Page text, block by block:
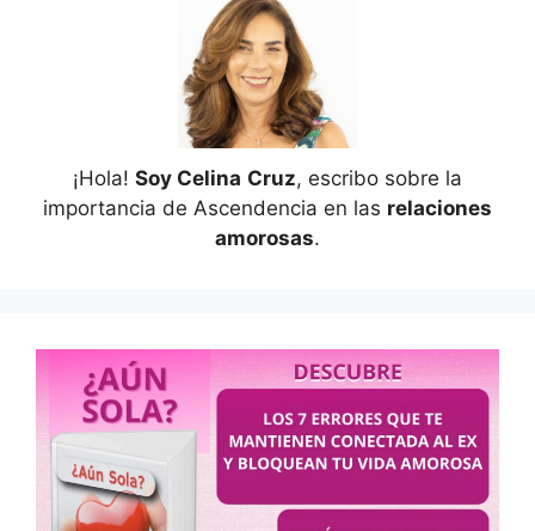
¡Hola! Soy Celina Cruz, escribo sobre la
importancia de Ascendencia en las relaciones
amorosas.